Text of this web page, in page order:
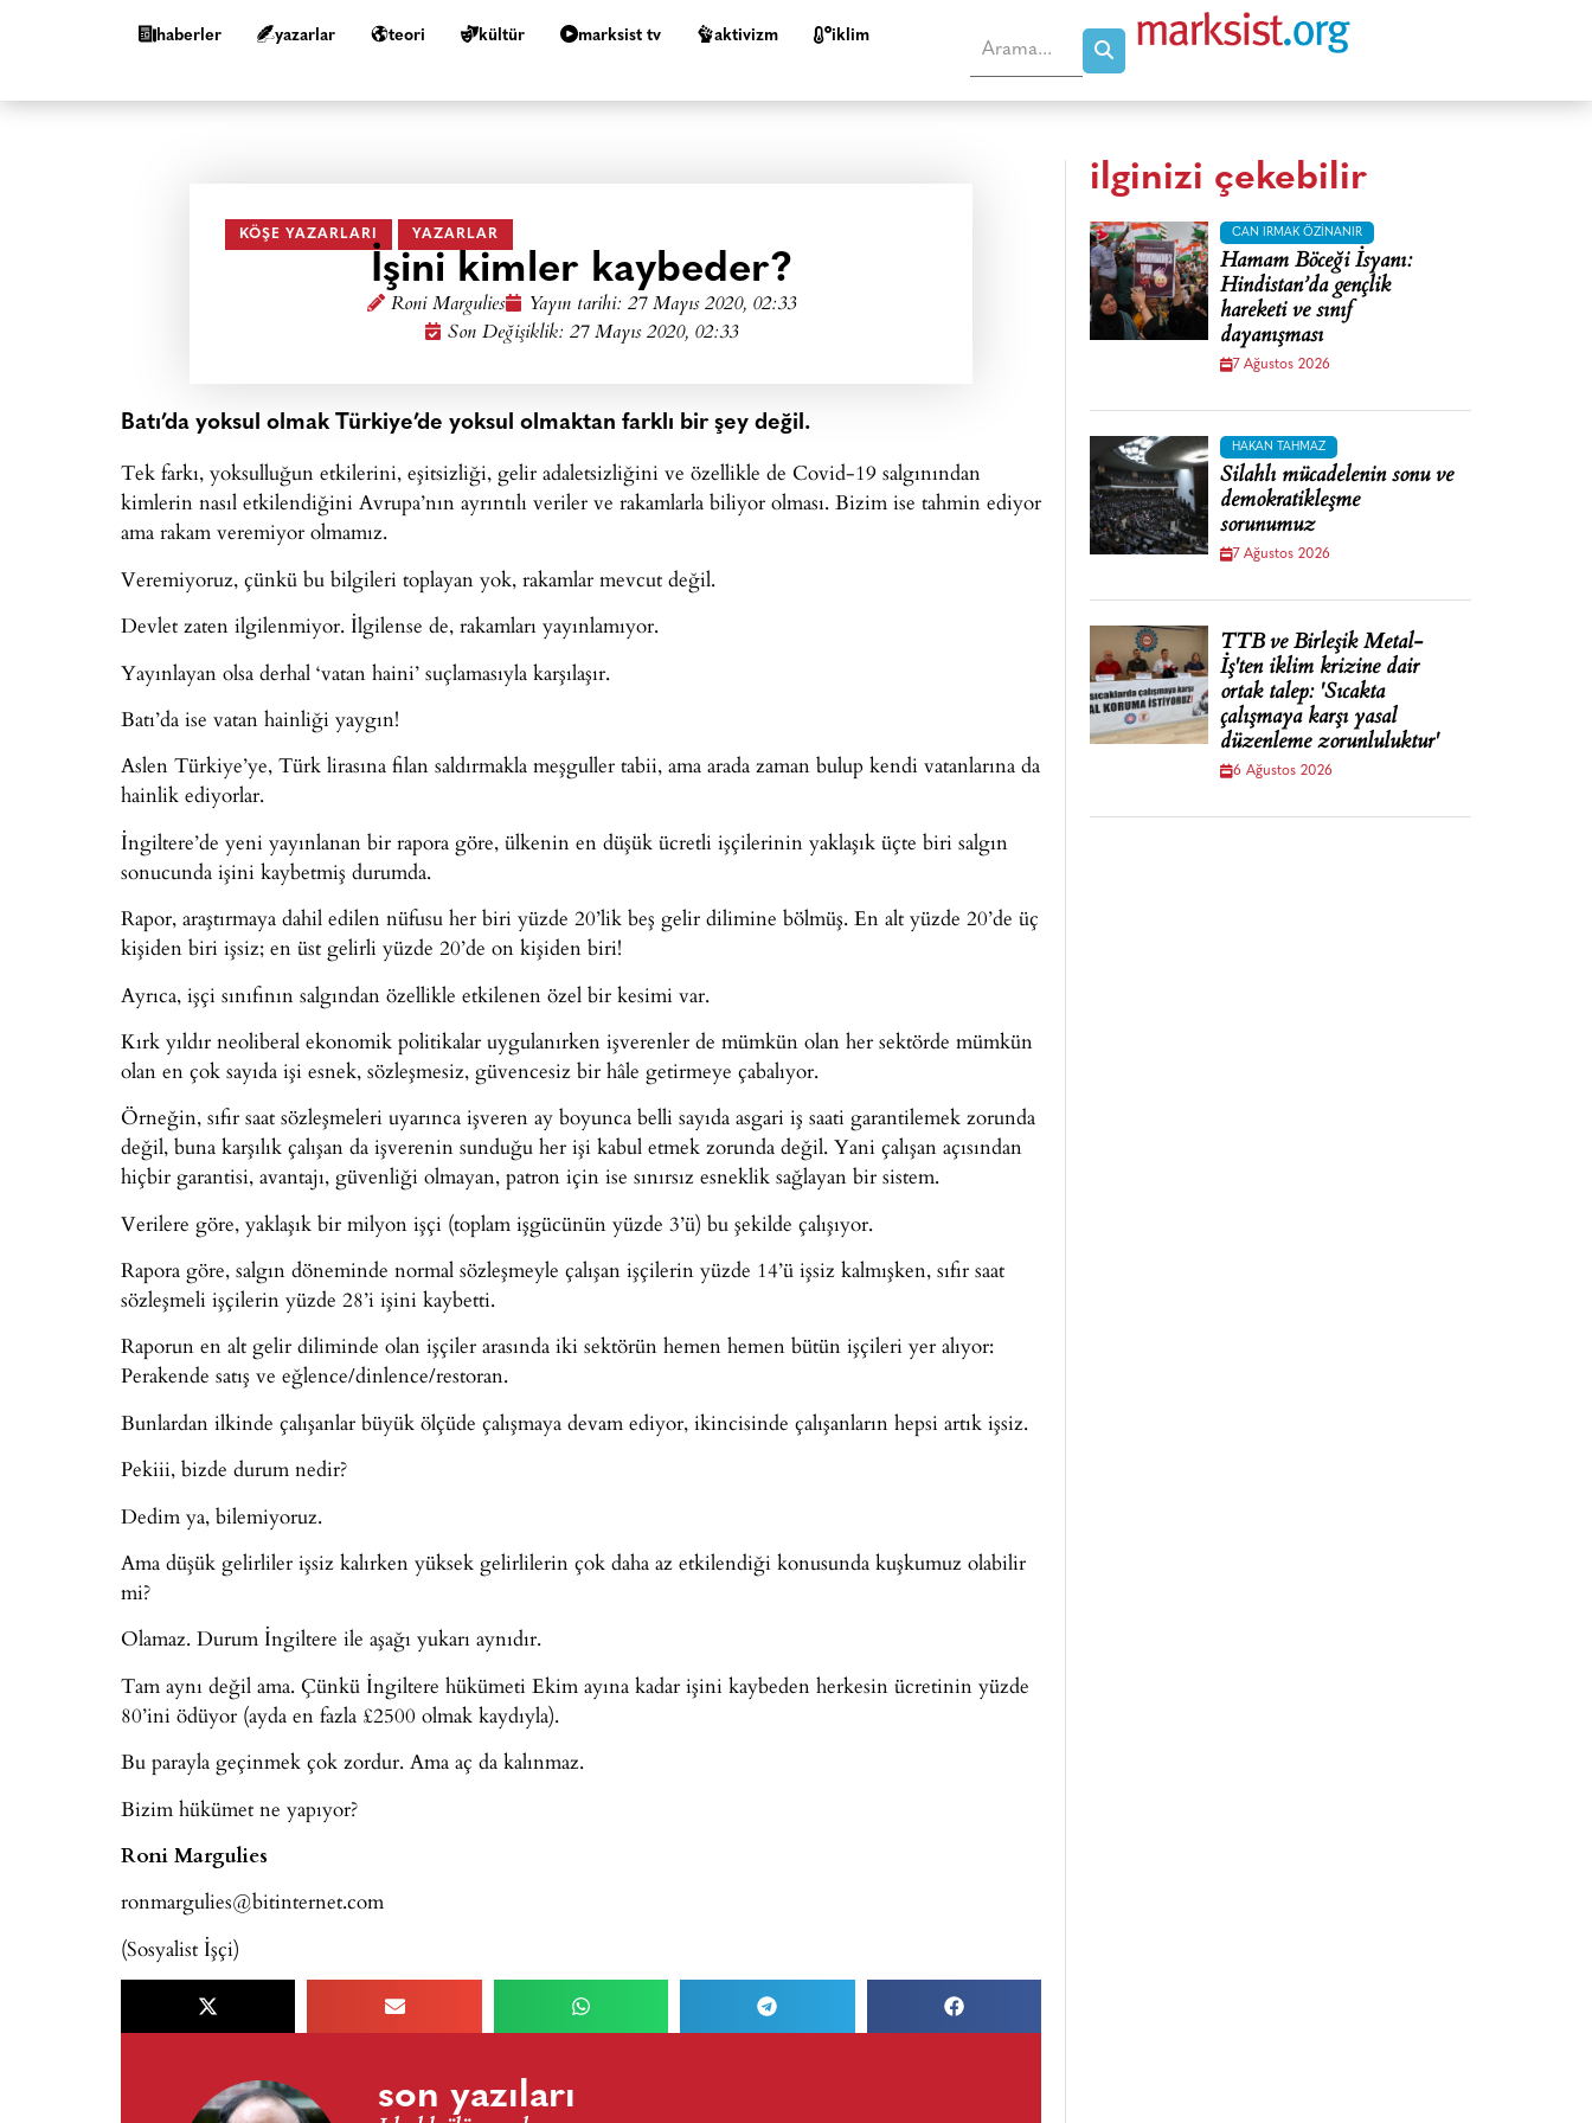
haberler yazarlar teori kültür marksist tv aktivizm i̇klim
KÖŞE YAZARLARI YAZARLAR
İşini kimler kaybeder?
Roni Margulies Yayın tarihi: 27 Mayıs 2020, 02:33
Son Değişiklik: 27 Mayıs 2020, 02:33
​Batı’da yoksul olmak Türkiye’de yoksul olmaktan farklı bir şey değil.
Tek farkı, yoksulluğun etkilerini, eşitsizliği, gelir adaletsizliğini ve özellikle de Covid-19 salgınından
kimlerin nasıl etkilendiğini Avrupa’nın ayrıntılı veriler ve rakamlarla biliyor olması. Bizim ise tahmin ediyor
ama rakam veremiyor olmamız.
Veremiyoruz, çünkü bu bilgileri toplayan yok, rakamlar mevcut değil.
Devlet zaten ilgilenmiyor. İlgilense de, rakamları yayınlamıyor.
Yayınlayan olsa derhal ‘vatan haini’ suçlamasıyla karşılaşır.
Batı’da ise vatan hainliği yaygın!
Aslen Türkiye’ye, Türk lirasına filan saldırmakla meşguller tabii, ama arada zaman bulup kendi vatanlarına da
hainlik ediyorlar.
İngiltere’de yeni yayınlanan bir rapora göre, ülkenin en düşük ücretli işçilerinin yaklaşık üçte biri salgın
sonucunda işini kaybetmiş durumda.
Rapor, araştırmaya dahil edilen nüfusu her biri yüzde 20’lik beş gelir dilimine bölmüş. En alt yüzde 20’de üç
kişiden biri işsiz; en üst gelirli yüzde 20’de on kişiden biri!
Ayrıca, işçi sınıfının salgından özellikle etkilenen özel bir kesimi var.
Kırk yıldır neoliberal ekonomik politikalar uygulanırken işverenler de mümkün olan her sektörde mümkün
olan en çok sayıda işi esnek, sözleşmesiz, güvencesiz bir hâle getirmeye çabalıyor.
Örneğin, sıfır saat sözleşmeleri uyarınca işveren ay boyunca belli sayıda asgari iş saati garantilemek zorunda
değil, buna karşılık çalışan da işverenin sunduğu her işi kabul etmek zorunda değil. Yani çalışan açısından
hiçbir garantisi, avantajı, güvenliği olmayan, patron için ise sınırsız esneklik sağlayan bir sistem.
Verilere göre, yaklaşık bir milyon işçi (toplam işgücünün yüzde 3’ü) bu şekilde çalışıyor.
Rapora göre, salgın döneminde normal sözleşmeyle çalışan işçilerin yüzde 14’ü işsiz kalmışken, sıfır saat
sözleşmeli işçilerin yüzde 28’i işini kaybetti.
Raporun en alt gelir diliminde olan işçiler arasında iki sektörün hemen hemen bütün işçileri yer alıyor:
Perakende satış ve eğlence/dinlence/restoran.
Bunlardan ilkinde çalışanlar büyük ölçüde çalışmaya devam ediyor, ikincisinde çalışanların hepsi artık işsiz.
Pekiii, bizde durum nedir?
Dedim ya, bilemiyoruz.
Ama düşük gelirliler işsiz kalırken yüksek gelirlilerin çok daha az etkilendiği konusunda kuşkumuz olabilir
mi?
Olamaz. Durum İngiltere ile aşağı yukarı aynıdır.
Tam aynı değil ama. Çünkü İngiltere hükümeti Ekim ayına kadar işini kaybeden herkesin ücretinin yüzde
80’ini ödüyor (ayda en fazla £2500 olmak kaydıyla).
Bu parayla geçinmek çok zordur. Ama aç da kalınmaz.
Bizim hükümet ne yapıyor?
Roni Margulies
ronmargulies@bitinternet.com
(Sosyalist İşçi)
son yazıları
ilginizi çekebilir
CAN IRMAK ÖZINANIR
Hamam Böceği İsyanı:
Hindistan’da gençlik
hareketi ve sınıf
dayanışması
7 Ağustos 2026
HAKAN TAHMAZ
Silahlı mücadelenin sonu ve
demokratikleşme
sorunumuz
7 Ağustos 2026
TTB ve Birleşik Metal-
İş'ten iklim krizine dair
ortak talep: 'Sıcakta
çalışmaya karşı yasal
düzenleme zorunluluktur'
6 Ağustos 2026